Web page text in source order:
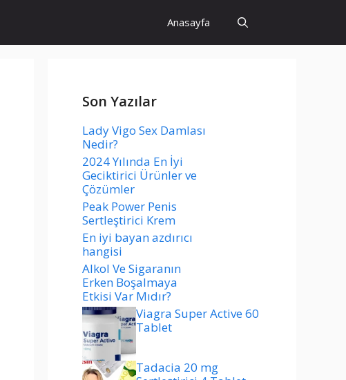
Anasayfa
Son Yazılar
Lady Vigo Sex Damlası
Nedir?
2024 Yılında En İyi
Geciktirici Ürünler ve
Çözümler
Peak Power Penis
Sertleştirici Krem
En iyi bayan azdırıcı
hangisi
Alkol Ve Sigaranın
Erken Boşalmaya
Etkisi Var Mıdır?
Viagra Super Active 60
Tablet
Tadacia 20 mg